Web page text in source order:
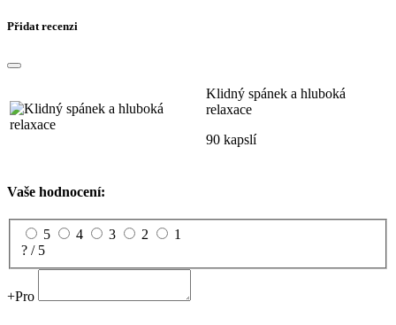
Přidat recenzi
Klidný spánek a hluboká
relaxace
90 kapslí
Vaše hodnocení:
5 4 3 2
1
? / 5
+Pro